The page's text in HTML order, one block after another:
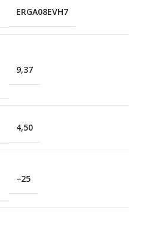
ERGA08EVH7
9,37
4,50
−25